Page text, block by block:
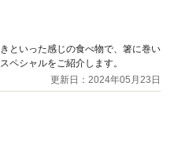
といった感じの食べ物で、箸に巻い
ペシャルをご紹介します。
更新日：2024年05月23日